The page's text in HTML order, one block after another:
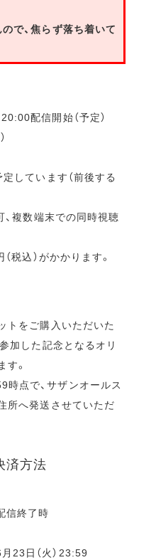
で、焦らず落ち着いて
配信開始（予定）
しています（前後する
複数端末での同時視聴
税込）がかかります。
トをご購入いただいた
加した記念となるオリ
。
時点で、サザンオールス
所へ発送させていただ
済方法
信終了時
23日（火）23:59